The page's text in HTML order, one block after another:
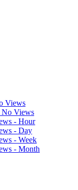
Views
No Views
- Hour
- Day
- Week
- Month